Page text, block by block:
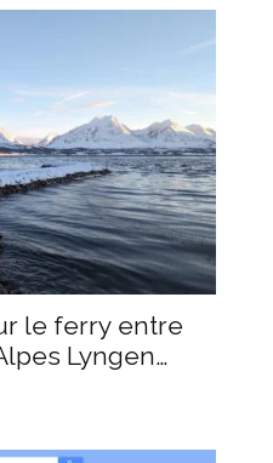
le ferry entre
Lyngen